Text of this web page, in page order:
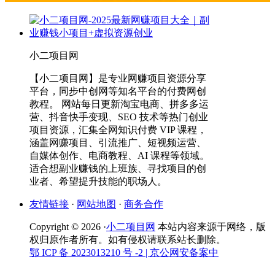
小二项目网
【小二项目网】是专业网赚项目资源分享
平台，同步中创网等知名平台的付费网创
教程。 网站每日更新淘宝电商、拼多多运
营、抖音快手变现、SEO 技术等热门创业
项目资源，汇集全网知识付费 VIP 课程，
涵盖网赚项目、引流推广、短视频运营、
自媒体创作、电商教程、AI 课程等领域。
适合想副业赚钱的上班族、寻找项目的创
业者、希望提升技能的职场人。
友情链接 · 网站地图 · 商务合作
Copyright © 2026 ·小二项目网 本站内容来源于网络，版
权归原作者所有。如有侵权请联系站长删除。
鄂 ICP 备 2023013210 号 -2 | 京公网安备案中